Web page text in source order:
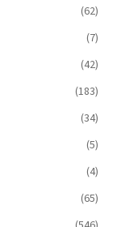
(62)
(7)
(42)
(183)
(34)
(5)
(4)
(65)